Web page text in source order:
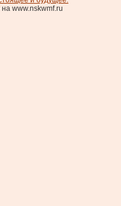
www.nskwmf.ru